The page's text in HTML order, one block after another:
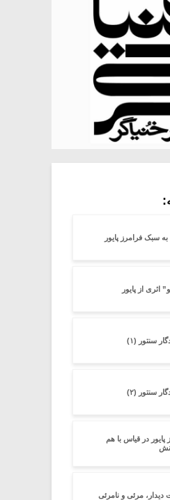
سبک فرامرز پایور
اثری از پایور
سنتور (۱)
سنتور (۲)
پایور در قیاس با هم
مرئی و نامرئی